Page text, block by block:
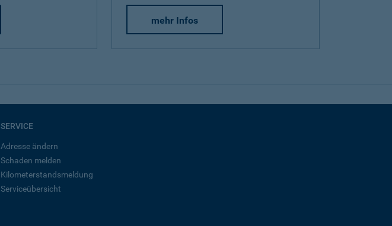
mehr Infos
SERVICE
Adresse ändern
Schaden melden
Kilometerstandsmeldung
Serviceübersicht